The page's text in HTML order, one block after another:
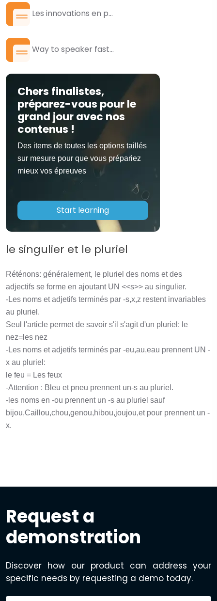
Les innovations en p...
Way to speaker fast...
Chers finalistes,
préparez-vous pour le
grand jour avec nos
contenus !
Des items de toutes les options taillés
sur mesure pour que vous prépariez
mieux vos épreuves
Start learning
le singulier et le pluriel
Réténons: généralement, le pluriel des noms et des
adjectifs se forme en ajoutant UN <<s>> au singulier.
-Les noms et adjetifs terminés par -s,x,z restent invariables
au pluriel.
Seul l'article permet de savoir s'il s'agit d'un pluriel: le
nez=les nez
-Les noms et adjetifs terminés par -eu,au,eau prennent UN -
x au pluriel:
le feu = Les feux
-Attention : Bleu et pneu prennent un-s au pluriel.
-les noms en -ou prennent un -s au pluriel sauf
bijou,Caillou,chou,genou,hibou,joujou,et pour prennent un -
x.
Request a
demonstration
Discover how our product can address your
specific needs by requesting a demo today.